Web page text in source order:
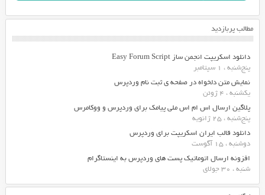
مطالب پربازدید
دانلود اسکریپت انجمن ساز Easy Forum Script
پنج‌شنبه ، 1 سپتامبر
نمایش متن دلخواه در صفحه ی ثبت نام وردپرس
یکشنبه ، 4 ژوئن
پلاگین ارسال اس ام اس ملی پیامک برای وردپرس و ووکامرس
پنج‌شنبه ، 25 ژانویه
دانلود قالب ایران اسکریپت برای وردپرس
دوشنبه ، 15 آگوست
افزونه ارسال اتوماتیک پست های وردپرس به اینستاگرام
شنبه ، 30 جولای